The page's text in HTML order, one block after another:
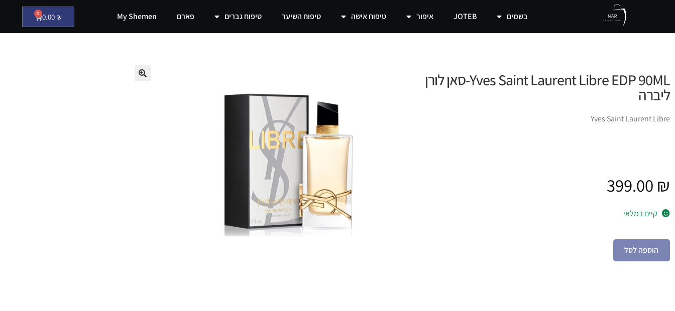
בשמים JOTEB איפור טיפוח אישה טיפוח השיער טיפוח גברים פארם My Shemen
0.00 ₪
0
Yves Saint Laurent Libre EDP 90ML-סאן לורן
ליברה
Yves Saint Laurent Libre
399.00 ₪
קיים במלאי
הוספה לסל